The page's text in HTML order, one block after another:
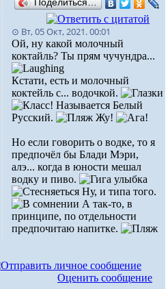
Поделиться…
⊙ Вт, 05 Окт, 2021. 00:01
Ой, ну какой молочный
коктайль? Ты прям чучундра...
Кстати, есть и молочный
коктейль с... водочкой.
Называется Белый
Русский.
Жу!
Но если говорить о водке, то я
предпочёл бы Блади Мэри,
алэ... когда в юности мешал
водку и пиво.
Ну, и типа того.
А так-то, в
принципе, по отдельности
предпочитаю напитке.
Оценить сообщение